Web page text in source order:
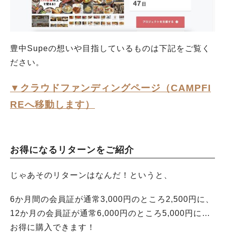
豊中Supeの想いや目指しているものは下記をご覧く
ださい。
▼クラウドファンディングページ（CAMPFI
REへ移動します）
お得になるリターンをご紹介
じゃあそのリターンはなんだ！というと、
6か月間の会員証が通常3,000円のところ2,500円に、
12か月の会員証が通常6,000円のところ5,000円に…
お得に購入できます！